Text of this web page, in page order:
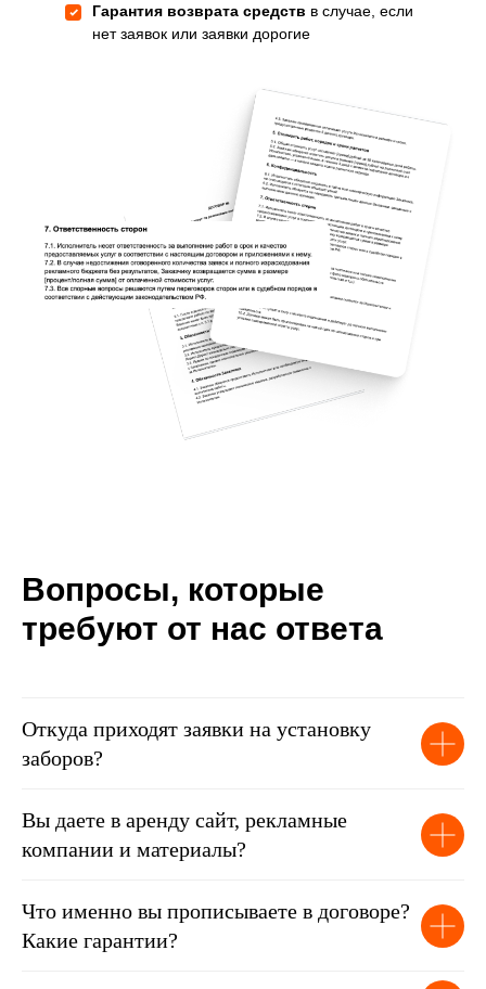
Гарантия возврата средств в случае, если
нет заявок или заявки дорогие
Вопросы, которые
требуют от нас ответа
Откуда приходят заявки на установку
заборов?
Вы даете в аренду сайт, рекламные
компании и материалы?
Что именно вы прописываете в договоре?
Какие гарантии?